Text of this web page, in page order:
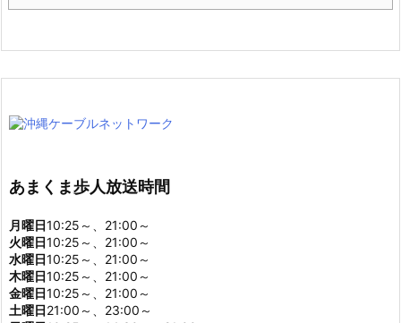
あまくま歩人放送時間
月曜日10:25～、21:00～
火曜日10:25～、21:00～
水曜日10:25～、21:00～
木曜日10:25～、21:00～
金曜日10:25～、21:00～
土曜日21:00～、23:00～